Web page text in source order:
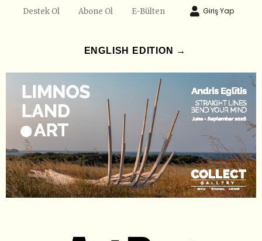
Destek Ol Abone Ol E-Bülten Giriş Yap
ENGLISH EDITION →